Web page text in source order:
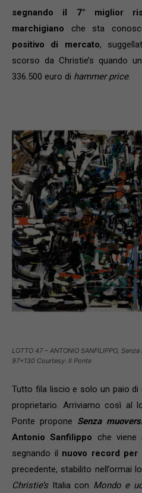
segnando il 7° miglior
marchigiano che sta
positivo di mercato,
scorso da Christie’s quando
336.500 euro di hammer price.
LOTTO 47 – ANTONIO SANFILIPPO,
97×130 Courtesy: Il Ponte
Tutto fila liscio e solo un paio
proprietario. Arriviamo così al
Ponte propone Senza
Antonio Sanfilippo che viene
segnando il nuovo record per
precedente, stabilito nell’ormai
Christie’sItalia con Mondo e